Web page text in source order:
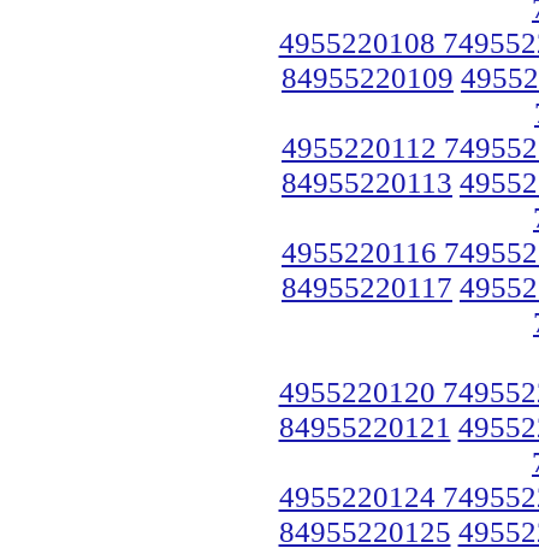
4955220108
84955220109
4955220112
84955220113
4955220116
84955220117
4955220120
84955220121
4955220124
84955220125